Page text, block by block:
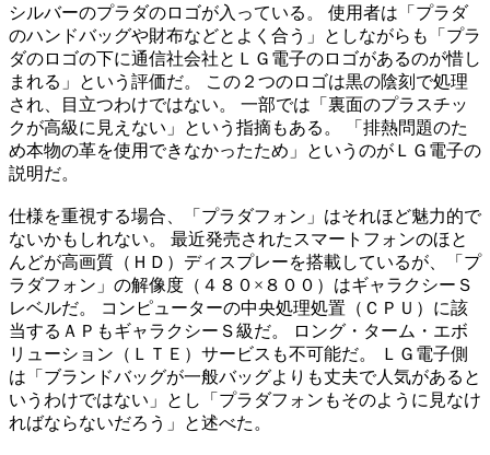
シルバーのプラダのロゴが入っている。 使用者は「プラダ
のハンドバッグや財布などとよく合う」としながらも「プラ
ダのロゴの下に通信社会社とＬＧ電子のロゴがあるのが惜し
まれる」という評価だ。 この２つのロゴは黒の陰刻で処理
され、目立つわけではない。 一部では「裏面のプラスチッ
クが高級に見えない」という指摘もある。 「排熱問題のた
め本物の革を使用できなかったため」というのがＬＧ電子の
説明だ。
仕様を重視する場合、「プラダフォン」はそれほど魅力的で
ないかもしれない。 最近発売されたスマートフォンのほと
んどが高画質（ＨＤ）ディスプレーを搭載しているが、「プ
ラダフォン」の解像度（４８０×８００）はギャラクシーＳ
レベルだ。 コンピューターの中央処理処置（ＣＰＵ）に該
当するＡＰもギャラクシーＳ級だ。 ロング・ターム・エボ
リューション（ＬＴＥ）サービスも不可能だ。 ＬＧ電子側
は「ブランドバッグが一般バッグよりも丈夫で人気があると
いうわけではない」とし「プラダフォンもそのように見なけ
ればならないだろう」と述べた。